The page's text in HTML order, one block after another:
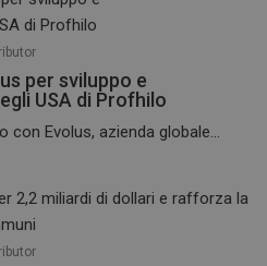
per sviluppo e
USA di Profhilo
con Evolus, azienda globale...